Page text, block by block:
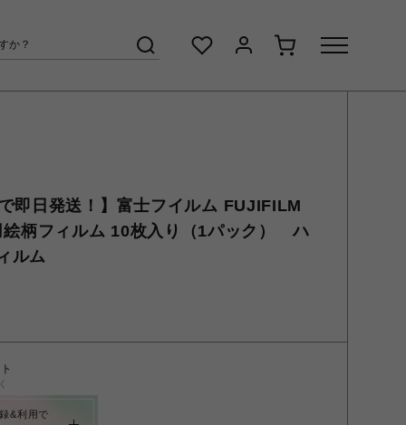
即日発送！】富士フイルム FUJIFILM
柄フィルム 10枚入り（1パック） ハ
ルム
&利用で